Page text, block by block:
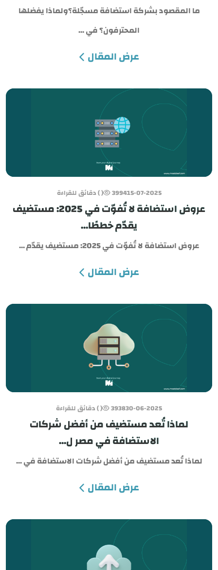
ما المقصود بشركة استضافة مسجّلة؟ولماذا يفضلها
المحترفون؟ في ...
عرض المقال
15-07-2025
3994 ( ) دقائق للقراءة
عروض استضافة لا تُفوّت في 2025: مستضيف
يقدّم خططًا...
عروض استضافة لا تُفوّت في 2025: مستضيف يقدّم ...
عرض المقال
30-06-2025
3938 ( ) دقائق للقراءة
لماذا تُعد مستضيف من أفضل شركات
الاستضافة في مصر ل...
لماذا تُعد مستضيف من أفضل شركات الاستضافة في ...
عرض المقال